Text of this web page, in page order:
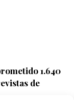
1.640
de